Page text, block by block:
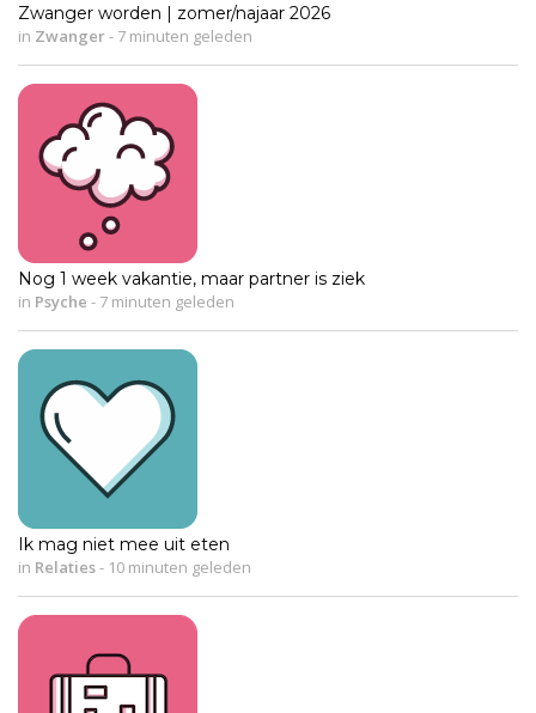
Zwanger worden | zomer/najaar 2026
in Zwanger- 7 minuten geleden
Nog 1 week vakantie, maar partner is ziek
in Psyche - 7 minuten geleden
Ik mag niet mee uit eten
in Relaties- 10 minuten geleden